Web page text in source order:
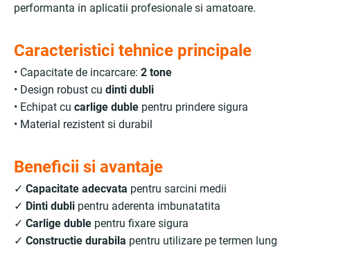
performanta in aplicatii profesionale si amatoare.
Caracteristici tehnice principale
• Capacitate de incarcare: 2 tone
• Design robust cu dinti dubli
• Echipat cu carlige duble pentru prindere sigura
• Material rezistent si durabil
Beneficii si avantaje
✓ Capacitate adecvata pentru sarcini medii
✓ Dinti dubli pentru aderenta imbunatatita
✓ Carlige duble pentru fixare sigura
✓ Constructie durabila pentru utilizare pe termen lung